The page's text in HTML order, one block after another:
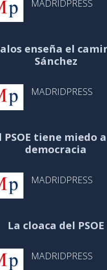
MADRIDPRESS
enseña el
Sánchez
MADRIDPRESS
PSOE tiene miedo
democracia
MADRIDPRESS
La cloaca del PSOE
MADRIDPRESS